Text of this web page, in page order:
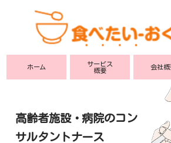
ホーム
サービス
概要
会社概
高齢者施設・病院のコン
サルタントナース